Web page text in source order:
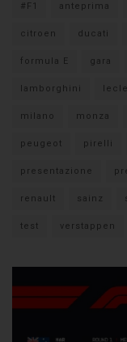
#F1 anteprima
citroen ducati
formula E gara
lamborghini
milano monza
peugeot pirelli
presentazione
renault sainz
test verstappen